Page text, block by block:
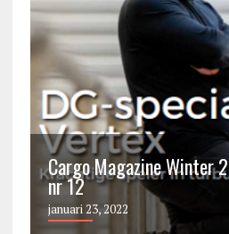
Cargo Magazine Winter
nr 12
januari 23, 2022